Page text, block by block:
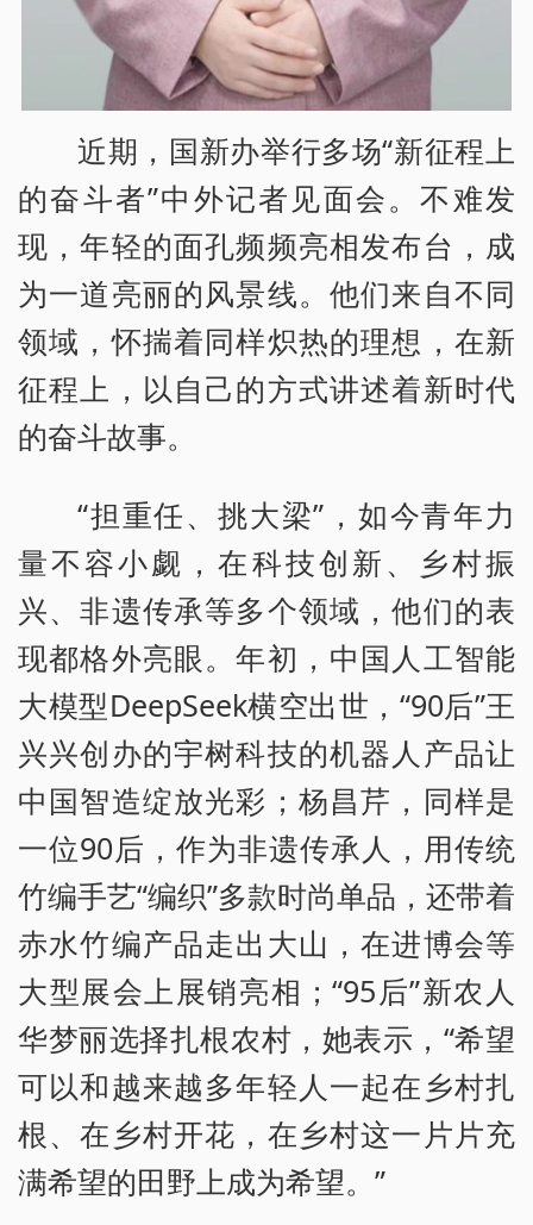
近期，国新办举行多场“新征程上
的奋斗者”中外记者见面会。不难发
现，年轻的面孔频频亮相发布台，成
为一道亮丽的风景线。他们来自不同
领域，怀揣着同样炽热的理想，在新
征程上，以自己的方式讲述着新时代
的奋斗故事。
“担重任、挑大梁”，如今青年力
量不容小觑，在科技创新、乡村振
兴、非遗传承等多个领域，他们的表
现都格外亮眼。年初，中国人工智能
大模型DeepSeek横空出世，“90后”王
兴兴创办的宇树科技的机器人产品让
中国智造绽放光彩；杨昌芹，同样是
一位90后，作为非遗传承人，用传统
竹编手艺“编织”多款时尚单品，还带着
赤水竹编产品走出大山，在进博会等
大型展会上展销亮相；“95后”新农人
华梦丽选择扎根农村，她表示，“希望
可以和越来越多年轻人一起在乡村扎
根、在乡村开花，在乡村这一片片充
满希望的田野上成为希望。”